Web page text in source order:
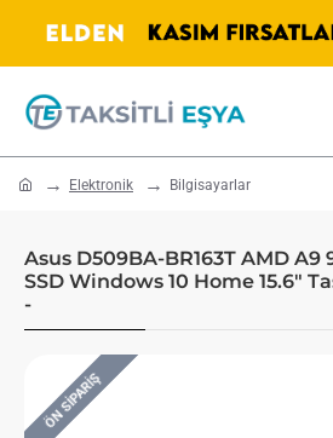
home Elektronik Bilgisayarlar
Asus D509BA-BR163T AMD A9
SSD Windows 10 Home 15.6"
-
ÖN SIPARIŞ